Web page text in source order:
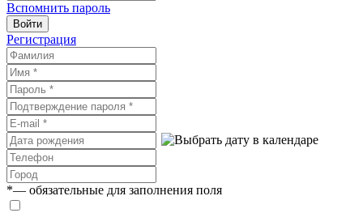
Вспомнить пароль
Войти
Регистрация
*— обязательные для заполнения поля